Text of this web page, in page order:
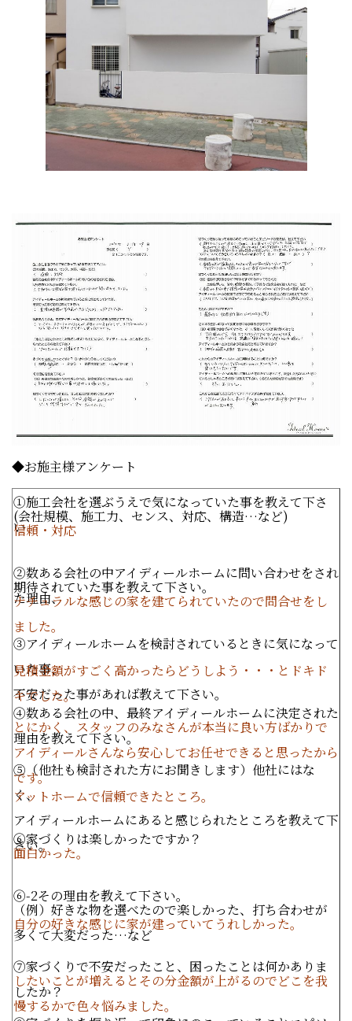
◆お施主様アンケート
①施工会社を選ぶうえで気になっていた事を教えて下さ
い
(会社規模、施工力、センス、対応、構造…など)
信頼・対応
②数ある会社の中アイディールホームに問い合わせをされ
た理由、
期待されていた事を教えて下さい。
ナチュラルな感じの家を建てられていたので問合せをし
ました。
③アイディールホームを検討されているときに気になって
いた事、
不安だった事があれば教えて下さい。
見積金額がすごく高かったらどうしよう・・・とドキド
キでした。
④数ある会社の中、最終アイディールホームに決定された
理由を教えて下さい。
とにかく、スタッフのみなさんが本当に良い方ばかりで
アイディールさんなら安心してお任せできると思ったから
です。
⑤（他社も検討された方にお聞きします）他社にはな
く、
アイディールホームにあると感じられたところを教えて下
さい。
アットホームで信頼できたところ。
⑥家づくりは楽しかったですか？
面白かった。
⑥-2その理由を教えて下さい。
（例）好きな物を選べたので楽しかった、打ち合わせが
多くて大変だった…など
自分の好きな感じに家が建っていてうれしかった。
⑦家づくりで不安だったこと、困ったことは何かありま
したか？
したいことが増えるとその分金額が上がるのでどこを我
慢するかで色々悩みました。